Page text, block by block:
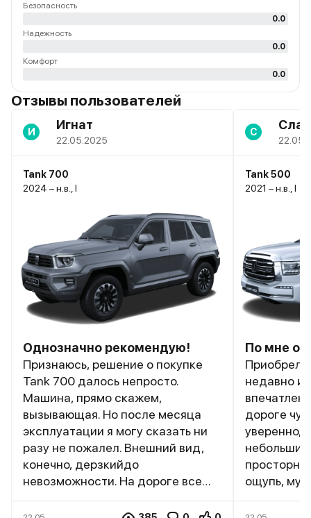
Безопасность
0.0
Надежность
0.0
Комфорт
0.0
Отзывы пользователей
И Игнат
22.05.2025
Tank 700
2024 – н.в., I
Однозначно рекомендую!
Признаюсь, решение о покупке
Tank 700 далось непросто.
Машина, прямо скажем,
вызывающая. Но после месяца
эксплуатации я могу сказать ни
разу не пожалел. Внешний вид,
конечно, дерзкийдо
невозможности. На дороге все
Но дело не только во внешности.
С
Tank 500
2021 – н.в., I
По мне
Приобрел
недавно и,
дороге
уверенно,
ощупь,